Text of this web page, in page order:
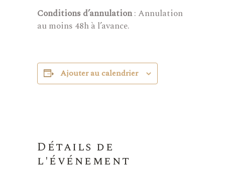
Conditions d’annulation: Annulation
au moins 48h à l’avance.
Ajouter au calendrier
Détails de
l'événement